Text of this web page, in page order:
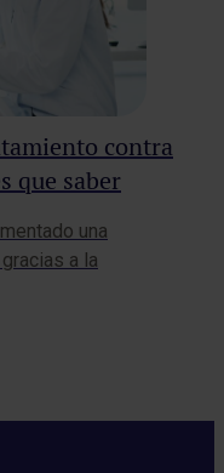
contra
que saber
una
a la